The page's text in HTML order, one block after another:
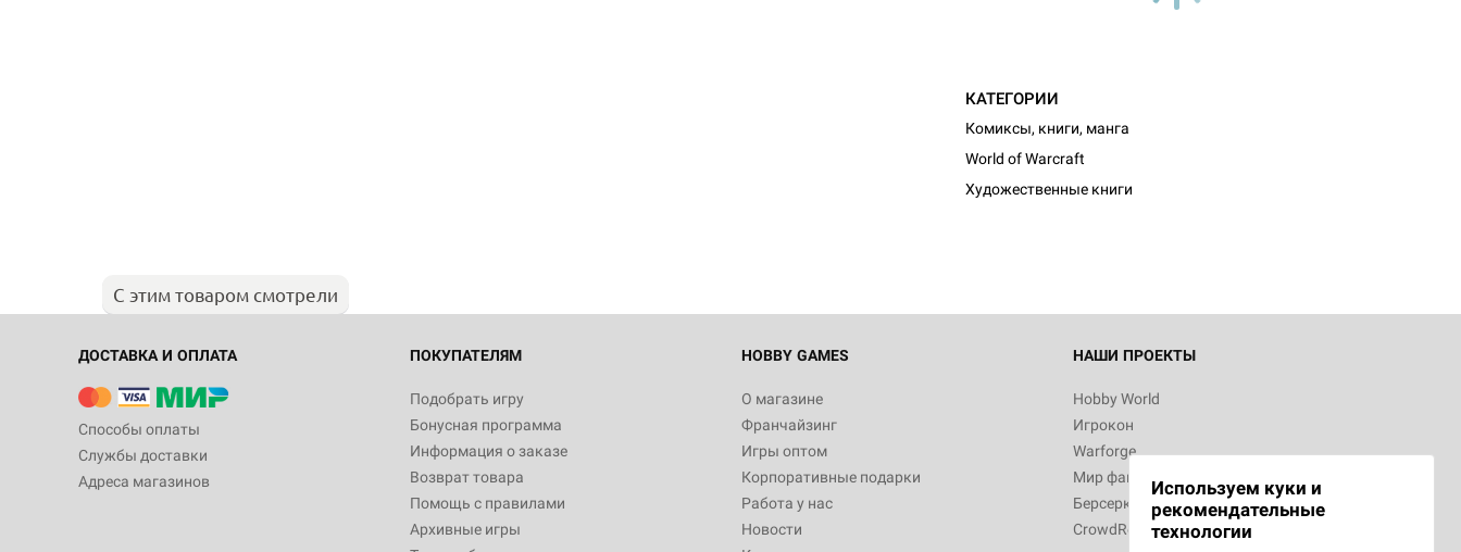
КАТЕГОРИИ
Комиксы, книги, манга
World of Warcraft
Художественные книги
С этим товаром смотрели
ДОСТАВКА И ОПЛАТА
Способы оплаты
Службы доставки
Адреса магазинов
ПОКУПАТЕЛЯМ
Подобрать игру
Бонусная программа
Информация о заказе
Возврат товара
Помощь с правилами
Архивные игры
HOBBY GAMES
О магазине
Франчайзинг
Игры оптом
Корпоративные подарки
Работа у нас
Новости
НАШИ ПРОЕКТЫ
Hobby World
Игрокон
Warforge
Мир фантастики
Берсерк
CrowdRepublic
Используем куки и
рекомендательные
технологии